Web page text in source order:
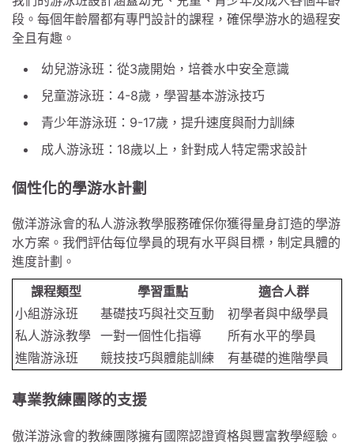
段。每個年齡層都有專門設計的課程，確保學游水的過程安
全且有趣。
幼兒游泳班：從3歲開始，培養水中安全意識
兒童游泳班：4-8歲，學習基本游泳技巧
青少年游泳班：9-17歲，提升速度與耐力訓練
成人游泳班：18歲以上，針對成人特定需求設計
個性化的學游水計劃
傲洋游泳會的私人游泳教學服務確保你獲得量身訂造的學游
水方案。我們評估每位學員的現有水平與目標，制定具體的
進度計劃。
課程類型
學習重點
適合人群
小組游泳班
基礎技巧與社交互動
初學者與中級學員
私人游泳教學 一對一個性化指導
所有水平的學員
進階游泳班
競技技巧與體能訓練 有基礎的進階學員
專業教練團隊的支援
傲洋游泳會的教練團隊擁有國際認證資格與豐富教學經驗。